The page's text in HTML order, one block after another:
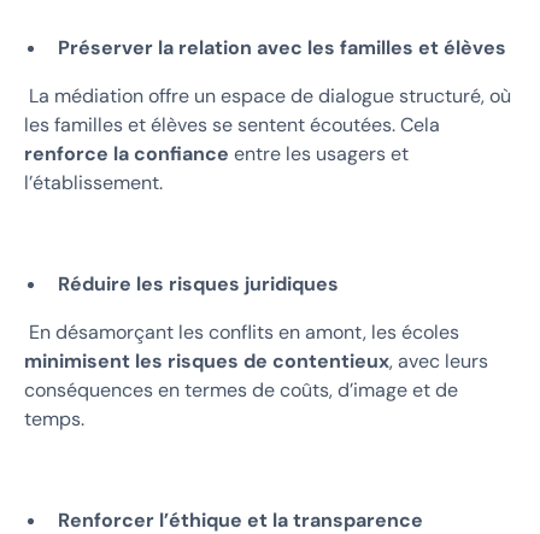
Préserver la relation avec les familles et élèves
La médiation offre un espace de dialogue structuré, où
les familles et élèves se sentent écoutées. Cela
renforce la confiance entre les usagers et
l’établissement.
Réduire les risques juridiques
En désamorçant les conflits en amont, les écoles
minimisent les risques de contentieux, avec leurs
conséquences en termes de coûts, d’image et de
temps.
Renforcer l’éthique et la transparence